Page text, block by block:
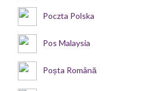
Poczta Polska
Pos Malaysia
Poșta Română